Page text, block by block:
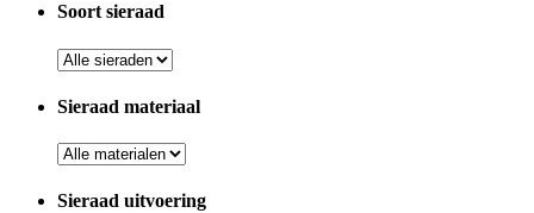
Soort sieraad
Sieraad materiaal
Sieraad uitvoering